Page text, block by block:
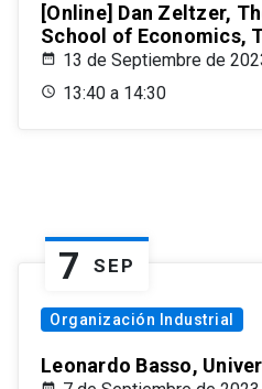
[Online] Dan Zeltzer,
School of Economics,
13 de Septiembre de
13:40 a 14:30
7 SEP
Organización Industrial
Leonardo Basso,